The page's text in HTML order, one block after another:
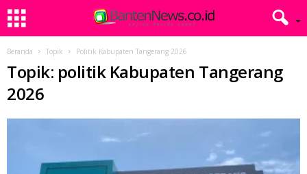
Beranda Topik Politik Kabupaten Tangerang 2026
Topik: politik Kabupaten Tangerang
2026